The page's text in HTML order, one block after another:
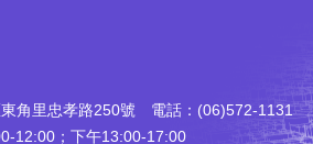
角里忠孝路250號 電話：(06)572-1131
12:00；下午13:00-17:00